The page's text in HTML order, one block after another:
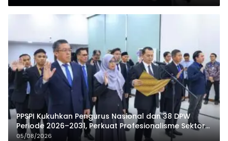
PPSPI Kukuhkan Pengurus Nasional dan 38 DPW
Periode 2026–2031, Perkuat Profesionalisme Sektor
Publik
05/08/2026